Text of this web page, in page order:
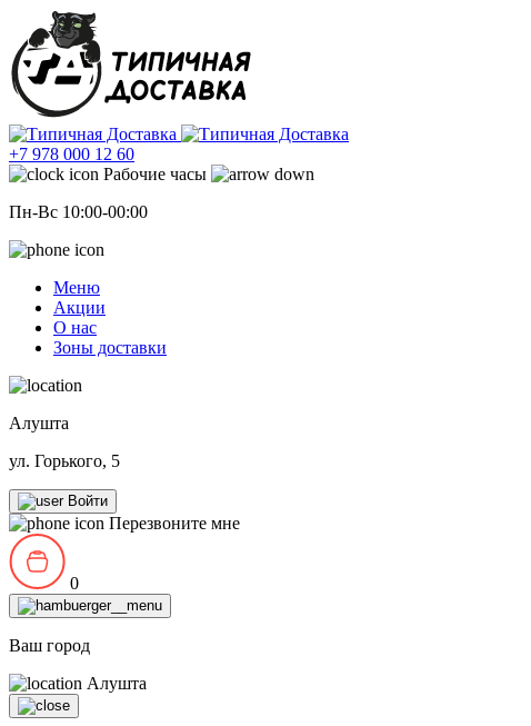
+7 978 000 12 60
Рабочие часы
Пн-Вс 10:00-00:00
Меню
Акции
О нас
Зоны доставки
Алушта
ул. Горького, 5
Войти
Перезвоните мне
0
Ваш город
Алушта